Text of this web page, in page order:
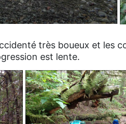
très boueux et les
est lente.